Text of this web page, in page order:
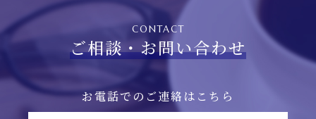
CONTACT
ご相談・お問い合わせ
お電話でのご連絡はこちら